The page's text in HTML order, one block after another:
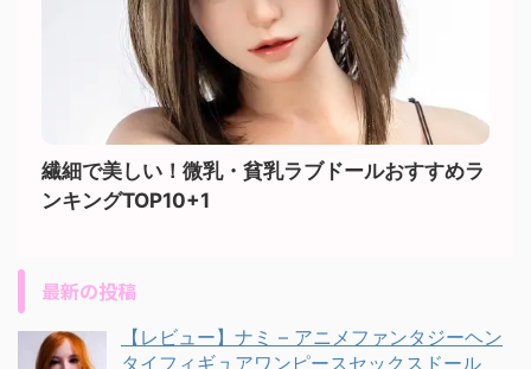
繊細で美しい！微乳・貧乳ラブドールおすすめラ
ンキングTOP10+1
最新の投稿
【レビュー】ナミ – アニメファンタジーヘン
タイフィギュアワンピースセックスドール